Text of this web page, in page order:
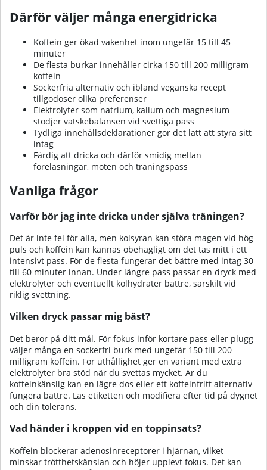
Därför väljer många energidricka
Koffein ger ökad vakenhet inom ungefär 15 till 45
minuter
De flesta burkar innehåller cirka 150 till 200 milligram
koffein
Sockerfria alternativ och ibland veganska recept
tillgodoser olika preferenser
Elektrolyter som natrium, kalium och magnesium
stödjer vätskebalansen vid svettiga pass
Tydliga innehållsdeklarationer gör det lätt att styra sitt
intag
Färdig att dricka och därför smidig mellan
föreläsningar, möten och träningspass
Vanliga frågor
Varför bör jag inte dricka under själva träningen?
Det är inte fel för alla, men kolsyran kan störa magen vid hög
puls och koffein kan kännas obehagligt om det tas mitt i ett
intensivt pass. För de flesta fungerar det bättre med intag 30
till 60 minuter innan. Under längre pass passar en dryck med
elektrolyter och eventuellt kolhydrater bättre, särskilt vid
riklig svettning.
Vilken dryck passar mig bäst?
Det beror på ditt mål. För fokus inför kortare pass eller plugg
väljer många en sockerfri burk med ungefär 150 till 200
milligram koffein. För uthållighet ger en variant med extra
elektrolyter bra stöd när du svettas mycket. Är du
koffeinkänslig kan en lägre dos eller ett koffeinfritt alternativ
fungera bättre. Läs etiketten och modifiera efter tid på dygnet
och din tolerans.
Vad händer i kroppen vid en toppinsats?
Koffein blockerar adenosinreceptorer i hjärnan, vilket
minskar trötthetskänslan och höjer upplevt fokus. Det kan